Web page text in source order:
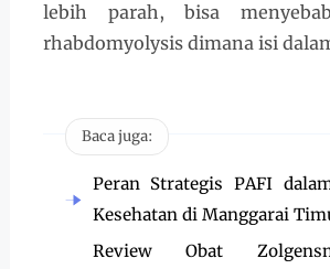
lebih parah, bisa
rhabdomyolysis dimana isi
Baca juga:
Peran Strategis PAFI
Kesehatan di Manggarai
Review Obat